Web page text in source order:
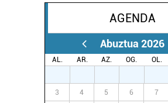
AGENDA
Abuztua 2026
AL. AR. AZ. OG. OL.
3 4 5 6 7